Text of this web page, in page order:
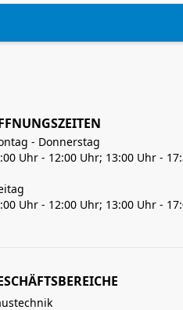
- Donnerstag
Uhr - 12:00 Uhr; 13:00 Uhr -
Uhr - 12:00 Uhr; 13:00 Uhr -